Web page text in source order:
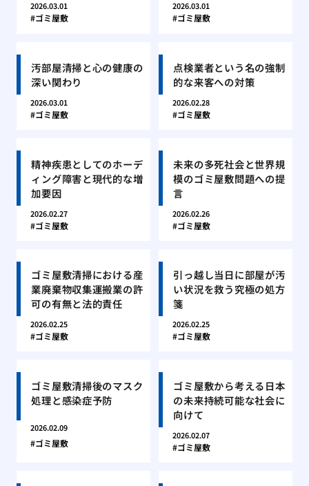
2026.03.01
ゴミ屋敷
2026.03.01
ゴミ屋敷
汚部屋清掃と心の健康の
深い関わり
2026.03.01
ゴミ屋敷
点検業者という名の強制
的な来客への対策
2026.02.28
ゴミ屋敷
精神疾患としてのホーデ
ィング障害と現代的な増
加要因
2026.02.27
ゴミ屋敷
未来の多死社会と世界規
模のゴミ屋敷問題への提
言
2026.02.26
ゴミ屋敷
ゴミ屋敷清掃における産
業廃棄物収集運搬業の許
可の有無と法的責任
2026.02.25
ゴミ屋敷
引っ越し当日に部屋が汚
い状況を救う究極の処方
箋
2026.02.25
ゴミ屋敷
ゴミ屋敷清掃後のマスク
処理と感染症予防
2026.02.09
ゴミ屋敷
ゴミ屋敷から考える日本
の未来持続可能な社会に
向けて
2026.02.07
ゴミ屋敷